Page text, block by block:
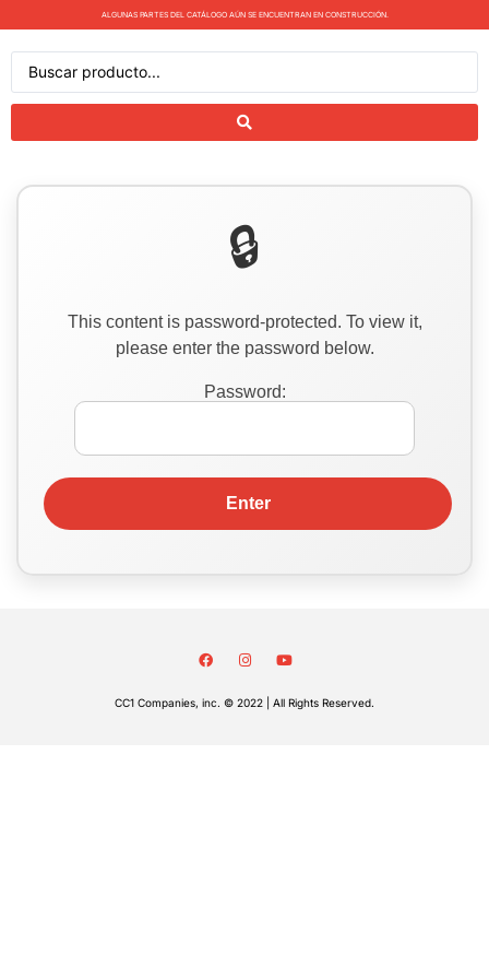
ALGUNAS PARTES DEL CATÁLOGO AÚN SE ENCUENTRAN EN CONSTRUCCIÓN.
This content is password-protected. To view it,
please enter the password below.
Password:
CC1 Companies, inc. © 2022 | All Rights Reserved.